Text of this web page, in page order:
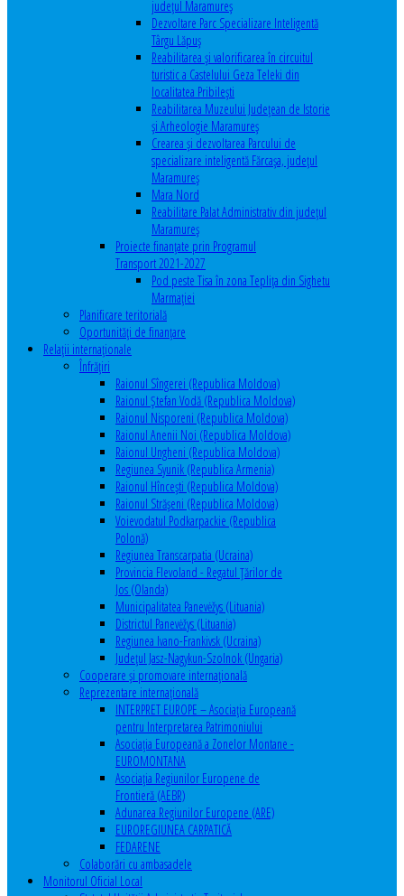
județul Maramureș
Dezvoltare Parc Specializare Inteligentă
Târgu Lăpuș
Reabilitarea și valorificarea în circuitul
turistic a Castelului Geza Teleki din
localitatea Pribilești
Reabilitarea Muzeului Județean de Istorie
și Arheologie Maramureș
Crearea și dezvoltarea Parcului de
specializare inteligentă Fărcașa, județul
Maramureș
Mara Nord
Reabilitare Palat Administrativ din județul
Maramureș
Proiecte finanțate prin Programul
Transport 2021-2027
Pod peste Tisa în zona Teplița din Sighetu
Marmației
Planificare teritorială
Oportunităţi de finanţare
Relaţii internaţionale
Înfrăţiri
Raionul Sîngerei (Republica Moldova)
Raionul Ștefan Vodă (Republica Moldova)
Raionul Nisporeni (Republica Moldova)
Raionul Anenii Noi (Republica Moldova)
Raionul Ungheni (Republica Moldova)
Regiunea Syunik (Republica Armenia)
Raionul Hîncești (Republica Moldova)
Raionul Străşeni (Republica Moldova)
Voievodatul Podkarpackie (Republica
Polonă)
Regiunea Transcarpatia (Ucraina)
Provincia Flevoland - Regatul Ţărilor de
Jos (Olanda)
Municipalitatea Panevėžys (Lituania)
Districtul Panevėžys (Lituania)
Regiunea Ivano-Frankivsk (Ucraina)
Judeţul Jasz-Nagykun-Szolnok (Ungaria)
Cooperare şi promovare internaţională
Reprezentare internaţională
INTERPRET EUROPE – Asociația Europeană
pentru Interpretarea Patrimoniului
Asociația Europeană a Zonelor Montane -
EUROMONTANA
Asociația Regiunilor Europene de
Frontieră (AEBR)
Adunarea Regiunilor Europene (ARE)
EUROREGIUNEA CARPATICĂ
FEDARENE
Colaborări cu ambasadele
Monitorul Oficial Local